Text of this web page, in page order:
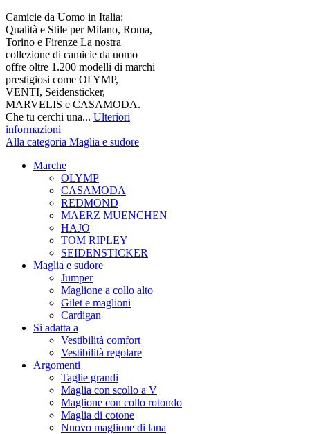
Camicie da Uomo in Italia:
Qualità e Stile per Milano, Roma,
Torino e Firenze La nostra
collezione di camicie da uomo
offre oltre 1.200 modelli di marchi
prestigiosi come OLYMP,
VENTI, Seidensticker,
MARVELIS e CASAMODA.
Che tu cerchi una... Ulteriori
informazioni
Alla categoria Maglia e sudore
Marche
OLYMP
CASAMODA
REDMOND
MAERZ MUENCHEN
HAJO
TOM RIPLEY
SEIDENSTICKER
Maglia e sudore
Jumper
Maglione a collo alto
Gilet e maglioni
Cardigan
Si adatta a
Vestibilità comfort
Vestibilità regolare
Argomenti
Taglie grandi
Maglia con scollo a V
Maglione con collo rotondo
Maglia di cotone
Nuovo maglione di lana